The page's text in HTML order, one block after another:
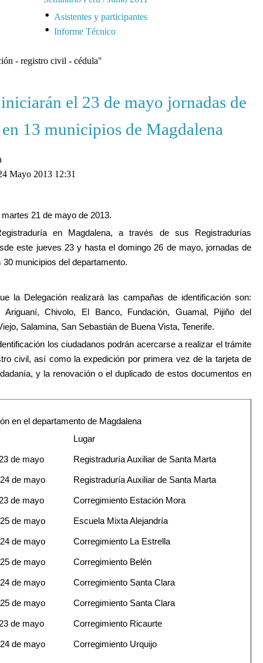
Asistentes y participantes
Informe Técnico
- registro civil - cédula"
el 23 de mayo jornadas de
13 municipios de Magdalena
Mayo 2013 12:31
21 de mayo de 2013.
en Magdalena, a través de sus Registradurías
este jueves 23 y hasta el domingo 26 de mayo, jornadas de
municipios del departamento.
la Delegación realizará las campañas de identificación son:
Ariguaní,Chivolo, El Banco, Fundación, Guamal , Pijiño del
, Salamina, San Sebastián de Buena Vista, Tenerife.
los ciudadanos podrán acercarse a realizar el trámite
civil , así como la expedición por primera vez de la tarjeta de
, y la renovación o el duplicado de estos documentos en
en el departamento de Magdalena
Lugar
de mayo Registraduría Auxiliar de Santa Marta
de mayo Registraduría Auxiliar de Santa Marta
de mayo Corregimiento Estación Mora
de mayo Escuela Mixta Alejandría
de mayo Corregimiento La Estrella
de mayo Corregimiento Belén
de mayo Corregimiento Santa Clara
de mayo Corregimiento Santa Clara
de mayo Corregimiento Ricaurte
de mayo Corregimiento Urquijo